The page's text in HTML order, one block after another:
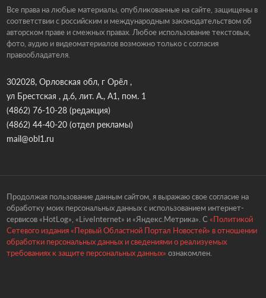
Все права на любые материалы, опубликованные на сайте, защищены в
соответствии с российским и международным законодательством об
авторском праве и смежных правах. Любое использование текстовых,
фото, аудио и видеоматериалов возможно только с согласия
правообладателя.
302028, Орловская обл, г Орёл ,
ул Брестская , д.6, лит. А., А1, пом. 1
(4862) 76-10-28(редакция)
(4862) 44-40-20(отдел рекламы)
mail@obl1.ru
Продолжая пользование данным сайтом, я выражаю свое согласие на
обработку моих персональных данных с использованием интернет-
сервисов «HotLog», «LiveInternet» и «Яндекс.Метрика». С «Политикой
Сетевого издания «Первый Областной Портал Новостей» в отношении
обработки персональных данных и сведениями о реализуемых
требованиях к защите персональных данных» ознакомлен.